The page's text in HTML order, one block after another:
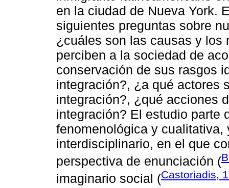
en la ciudad de Nueva York.
siguientes preguntas sobre
¿cuáles son las causas y los
perciben a la sociedad de
conservación de sus rasgos
integración?, ¿a qué actores
integración?, ¿qué acciones
integración? El estudio parte
fenomenológica y
interdisciplinario, en el que
perspectiva de enunciación (
imaginario social (Castoriadis,